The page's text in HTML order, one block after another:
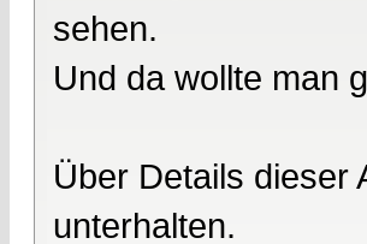
sehen.
Und da wollte man
Über Details dieser
unterhalten.